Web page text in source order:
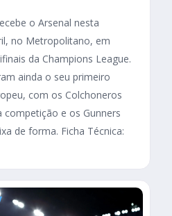
o Arsenal nesta
no Metropolitano, em
da Champions League.
ainda o seu primeiro
com os Colchoneros
e os Gunners
de forma. Ficha Técnica: